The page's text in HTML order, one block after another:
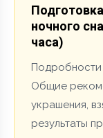
ночного
часа)
Подробности
Общие
украшения,
результаты